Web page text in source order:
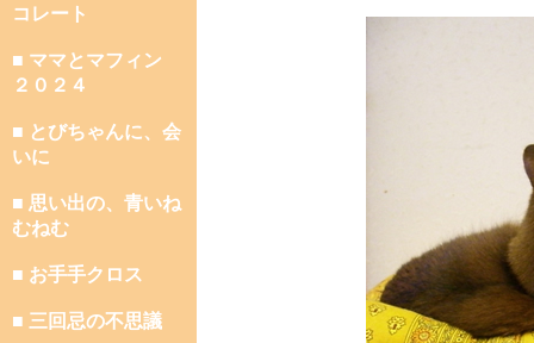
コレート
■ ママとマフィン
２０２４
■ とびちゃんに、会
いに
■ 思い出の、青いね
むねむ
■ お手手クロス
■ 三回忌の不思議